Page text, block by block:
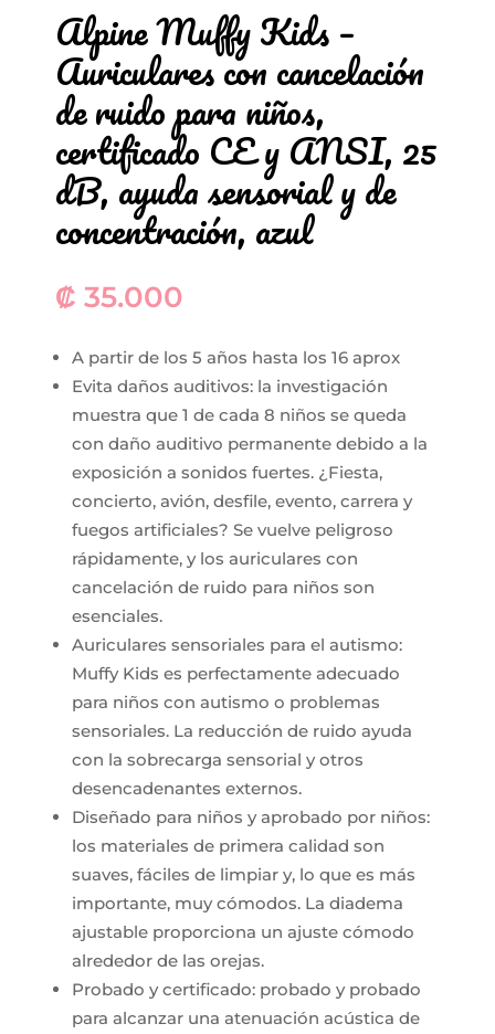
Alpine Muffy Kids –
Auriculares con cancelación
de ruido para niños,
certificado CE y ANSI, 25
dB, ayuda sensorial y de
concentración, azul
₡ 35.000
A partir de los 5 años hasta los 16 aprox
Evita daños auditivos: la investigación
muestra que 1 de cada 8 niños se queda
con daño auditivo permanente debido a la
exposición a sonidos fuertes. ¿Fiesta,
concierto, avión, desfile, evento, carrera y
fuegos artificiales? Se vuelve peligroso
rápidamente, y los auriculares con
cancelación de ruido para niños son
esenciales.
Auriculares sensoriales para el autismo:
Muffy Kids es perfectamente adecuado
para niños con autismo o problemas
sensoriales. La reducción de ruido ayuda
con la sobrecarga sensorial y otros
desencadenantes externos.
Diseñado para niños y aprobado por niños:
los materiales de primera calidad son
suaves, fáciles de limpiar y, lo que es más
importante, muy cómodos. La diadema
ajustable proporciona un ajuste cómodo
alrededor de las orejas.
Probado y certificado: probado y probado
para alcanzar una atenuación acústica de